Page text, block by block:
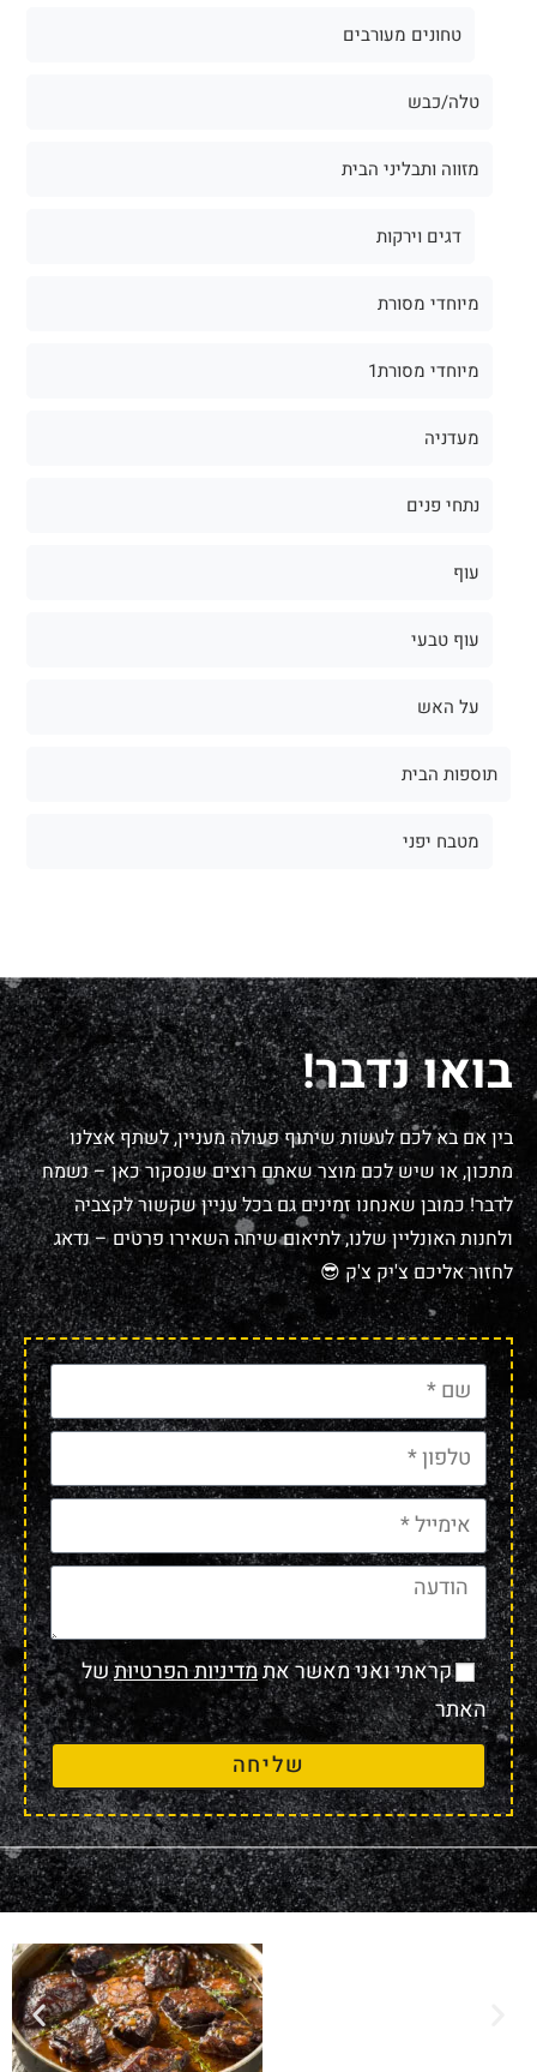
טחונים מעורבים
טלה/כבש
מזווה ותבליני הבית
דגים וירקות
מיוחדי מסורת
מיוחדי מסורת1
מעדניה
נתחי פנים
עוף
עוף טבעי
על האש
תוספות הבית
מטבח יפני
בואו נדבר!
בין אם בא לכם לעשות שיתוף פעולה מעניין, לשתף אצלנו
מתכון, או שיש לכם מוצר שאתם רוצים שנסקור כאן – נשמח
לדבר! כמובן שאנחנו זמינים גם בכל עניין שקשור לקצביה
ולחנות האונליין שלנו, לתיאום שיחה השאירו פרטים – נדאג
לחזור אליכם צ'יק צ'ק 😎
קראתי ואני מאשר אתמדיניות הפרטיותשל
האתר
שליחה